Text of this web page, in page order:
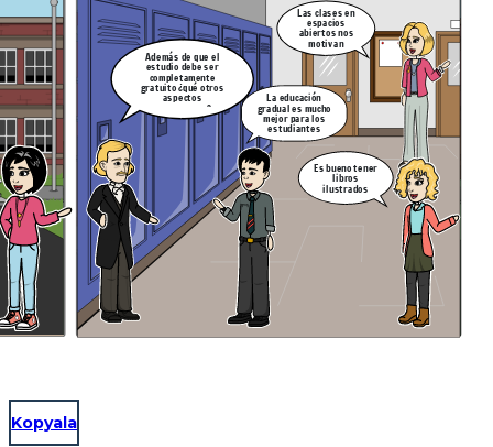
Además de que el
estudio debe ser
completamente
gratuito ¿qué otros
aspectos
proponemos?
Las clases en
espacios
abiertos nos
motivan
Es bueno tener
libros
ilustrados
La educación
gradual es mucho
mejor para los
estudiantes
Kopyala